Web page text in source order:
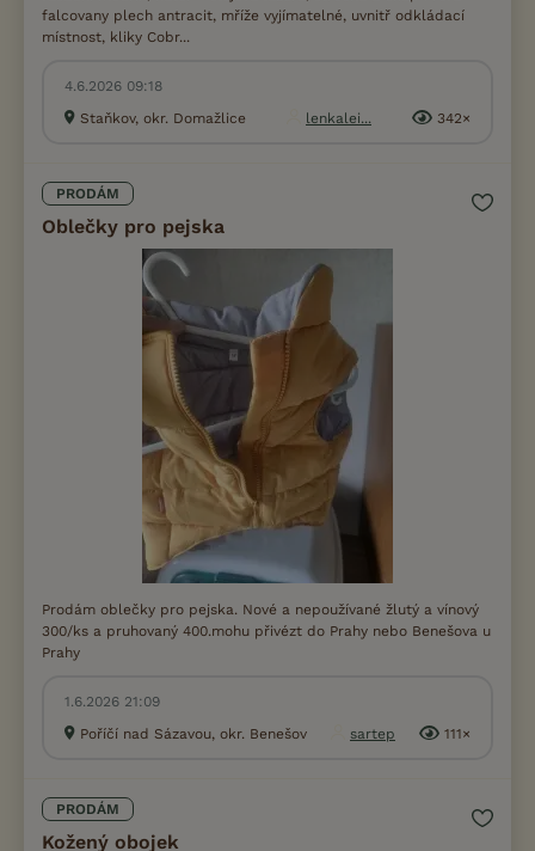
falcovany plech antracit, mříže vyjímatelné, uvnitř odkládací
místnost, kliky Cobr...
4.6.2026 09:18
Staňkov, okr. Domažlice
lenkalei... 342×
PRODÁM
Oblečky pro pejska
Prodám oblečky pro pejska. Nové a nepoužívané žlutý a vínový
300/ks a pruhovaný 400.mohu přivézt do Prahy nebo Benešova u
Prahy
1.6.2026 21:09
Poříčí nad Sázavou, okr. Benešov
sartep 111×
PRODÁM
Kožený obojek